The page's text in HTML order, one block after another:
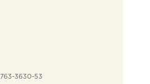
3630-53